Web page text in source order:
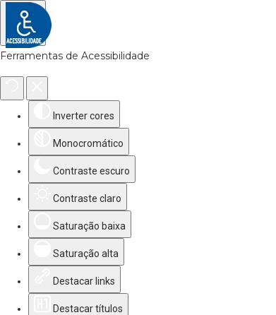
Ferramentas de Acessibilidade
Inverter cores
Monocromático
Contraste escuro
Contraste claro
Saturação baixa
Saturação alta
Destacar links
Destacar títulos